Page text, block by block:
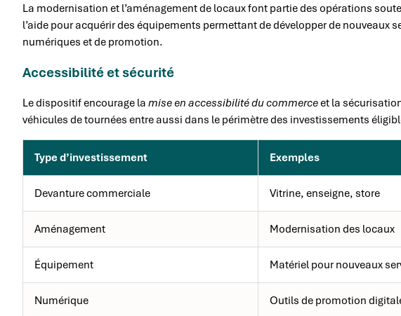
La modernisation et l’aménagement de locaux font partie des opérations
l’aide pour acquérir des équipements permettant de développer de nouveaux
numériques et de promotion.
Accessibilité et sécurité
Le dispositif encourage la mise en accessibilité du commerceet la
véhicules de tournées entre aussi dans le périmètre des investissements
Type d’investissement Exemples
Devanture commerciale Vitrine, enseigne, store
Aménagement Modernisation des locaux
Équipement Matériel pour nouveaux
Numérique Outils de promotion